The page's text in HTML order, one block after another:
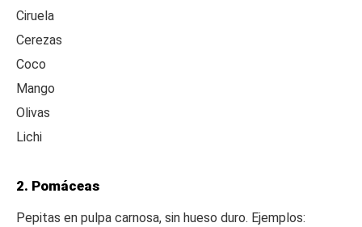
Ciruela
Cerezas
Coco
Mango
Olivas
Lichi
2. Pomáceas
Pepitas en pulpa carnosa, sin hueso duro. Ejemplos: